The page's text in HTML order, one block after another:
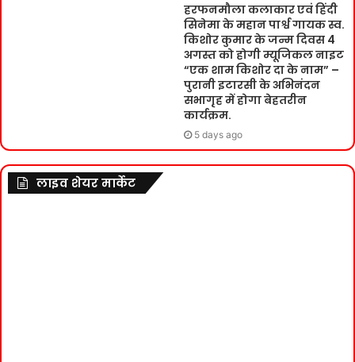
हरफनमौला कलाकार एवं हिंदी
सिनेमा के महान पार्श्व गायक स्व.
किशोर कुमार के जन्म दिवस 4
अगस्त को होगी म्यूजिकल नाइट
“एक शाम किशोर दा के नाम” –
पुरानी इटारसी के अभिनंदन
सभागृह में होगा बेहतरीन
कार्यक्रम.
5 days ago
लाइव शेयर मार्केट